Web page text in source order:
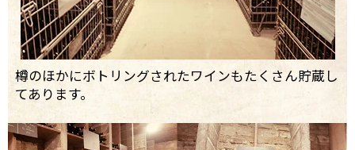
樽のほかにボトリングされたワインもたくさん貯蔵し
てあります。